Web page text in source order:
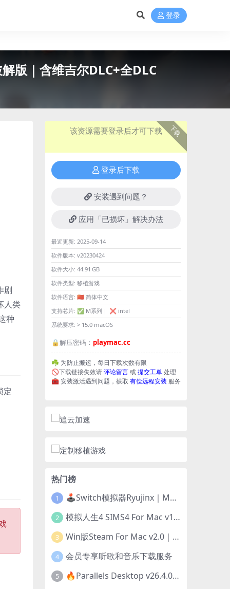
登录
版｜含维吉尔DLC+全DLC
剧
人类
种
定
下载
该资源需要登录后才可下载
登录后下载
安装遇到问题？
应用「已损坏」解决办法
最近更新: 2025-09-14
软件版本: v20230424
软件大小: 44.91 GB
软件类型: 移植游戏
软件语言: 🇨🇳 简体中文
支持芯片: ✅ M系列｜ ❌ intel
系统要求: > 15.0 macOS
🔒解压密码： playmac.cc
☘️ 为防止搬运，每日下载次数有限
🚫下载链接失效请评论留言或提交工单处理
🧰 安装激活遇到问题，获取 有偿远程安装 服务
热门榜
1 🕹️Switch模拟器Ryujinx｜Mac+Win版｜开发团队已解散此乃最后的绝唱版本
2 模拟人生4 SIMS4 For Mac v1.118.257.1220｜中文原生版｜无限金币｜全100DLC
3 Win版Steam For Mac v2.0｜在Mac运行Win版游戏！｜升级GPTK4.0支持！
4 会员专享听歌和音乐下载服务
5 🔥Parallels Desktop v26.4.0-57513｜免激活版｜在Mac上安装Windows/Linux等系统[赠Windows激活]